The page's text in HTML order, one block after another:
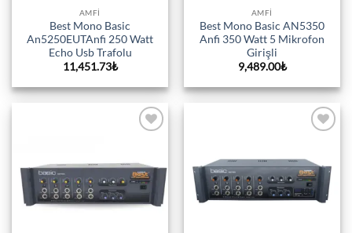
AMFI
Best Mono Basic
An5250EUTAnfi 250 Watt
Echo Usb Trafolu
11,451.73₺
AMFI
Best Mono Basic AN5350
Anfi 350 Watt 5 Mikrofon
Girişli
9,489.00₺